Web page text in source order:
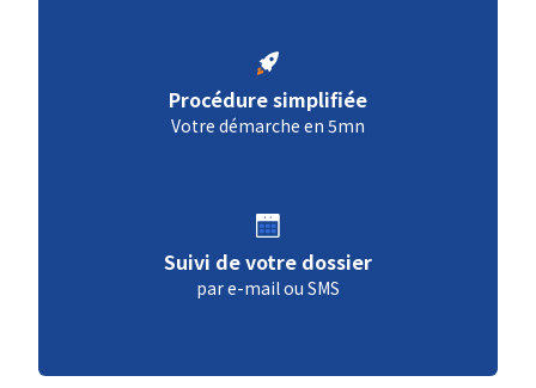
Procédure simplifiée
Votre démarche en 5mn
Suivi de votre dossier
par e-mail ou SMS